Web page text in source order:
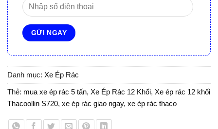
Danh mục: Xe Ép Rác
Thẻ: mua xe ép rác 5 tấn, Xe Ép Rác 12 Khối, Xe ép rác 12 khối
Thacoollin S720, xe ép rác giao ngay, xe ép rác thaco